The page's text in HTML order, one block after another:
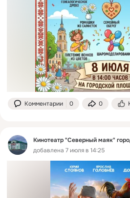
Комментарии 0 0
Кинотеатр "Северный маяк"
добавлена 7 июля в 14:25